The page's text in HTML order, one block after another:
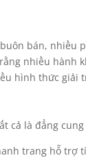
bán, nhiều
nhiều hành
hình thức giải
cả là đẳng
trang hỗ trợ